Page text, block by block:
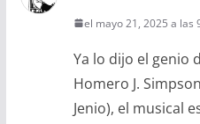
el mayo 21, 2025 a las
Ya lo dijo el genio
Homero J.
Jenio), el musical